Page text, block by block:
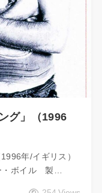
グ」（1996
年/イギリス）
・ボイル 製…